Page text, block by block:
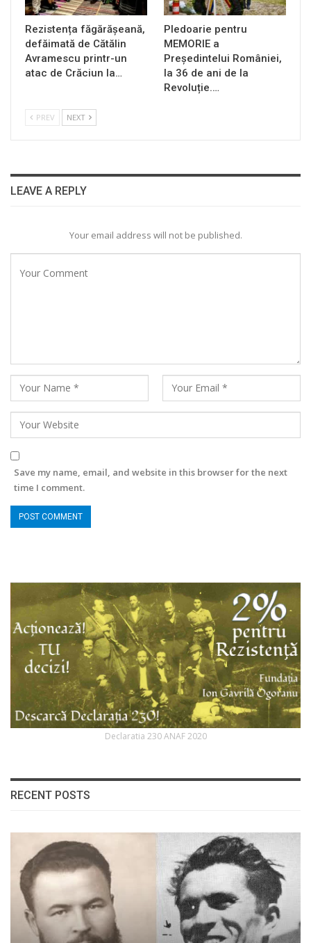
Rezistența făgărășeană,
defăimată de Cătălin
Avramescu printr-un
atac de Crăciun la…
Pledoarie pentru
MEMORIE a
Președintelui României,
la 36 de ani de la
Revoluție.…
PREV NEXT
LEAVE A REPLY
Your email address will not be published.
Save my name, email, and website in this browser for the next
time I comment.
Declaratia 230 ANAF 2020
RECENT POSTS